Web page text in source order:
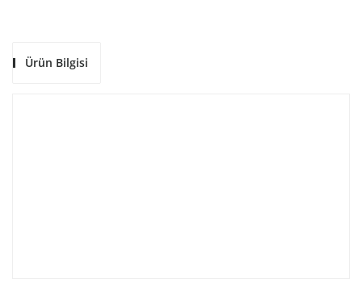
Ürün Bilgisi